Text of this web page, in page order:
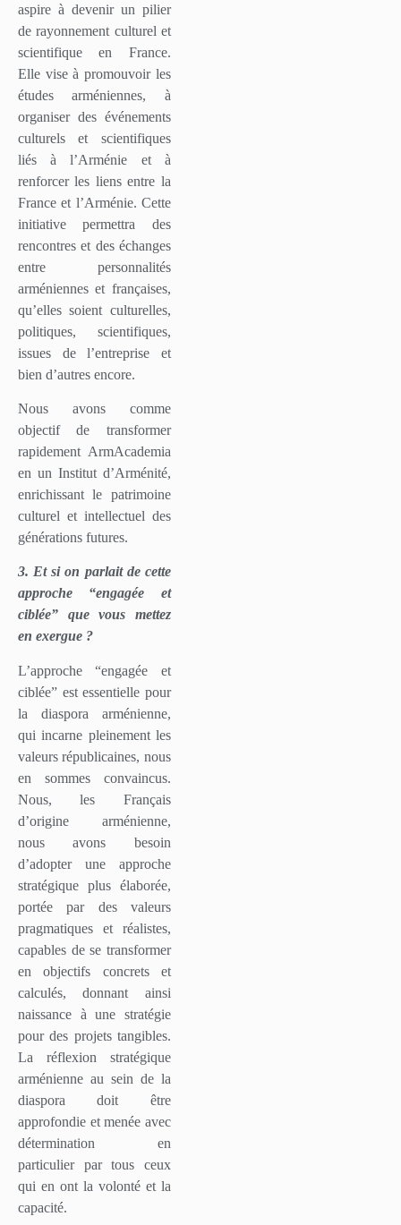
aspire à devenir un pilier
de rayonnement culturel et
scientifique en France.
Elle vise à promouvoir les
études arméniennes, à
organiser des événements
culturels et scientifiques
liés à l’Arménie et à
renforcer les liens entre la
France et l’Arménie. Cette
initiative permettra des
rencontres et des échanges
entre personnalités
arméniennes et françaises,
qu’elles soient culturelles,
politiques, scientifiques,
issues de l’entreprise et
bien d’autres encore.
Nous avons comme
objectif de transformer
rapidement ArmAcademia
en un Institut d’Arménité,
enrichissant le patrimoine
culturel et intellectuel des
générations futures.
3. Et si on parlait de cette
approche “engagée et
ciblée” que vous mettez
en exergue ?
L’approche “engagée et
ciblée” est essentielle pour
la diaspora arménienne,
qui incarne pleinement les
valeurs républicaines, nous
en sommes convaincus.
Nous, les Français
d’origine arménienne,
nous avons besoin
d’adopter une approche
stratégique plus élaborée,
portée par des valeurs
pragmatiques et réalistes,
capables de se transformer
en objectifs concrets et
calculés, donnant ainsi
naissance à une stratégie
pour des projets tangibles.
La réflexion stratégique
arménienne au sein de la
diaspora doit être
approfondie et menée avec
détermination en
particulier par tous ceux
qui en ont la volonté et la
capacité.